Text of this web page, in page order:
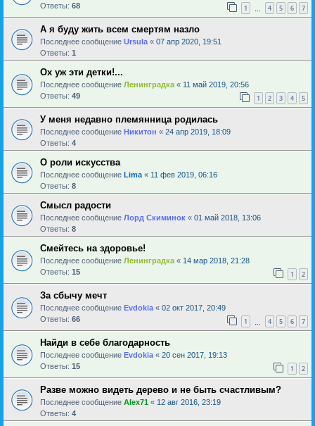
Ответы: 68 1 4 5 6 7
А я буду жить всем смертям назло
Последнее сообщение Ursula « 07 апр 2020, 19:51
Ответы: 1
Ох уж эти детки!...
Последнее сообщение Ленинградка « 11 май 2019, 20:56
Ответы: 49 1 2 3 4 5
У меня недавно племянница родилась
Последнее сообщение Никитон « 24 апр 2019, 18:09
Ответы: 4
О роли искусства
Последнее сообщение Lima « 11 фев 2019, 06:16
Ответы: 8
Смысл радости
Последнее сообщение Лорд Скиминок « 01 май 2018, 13:06
Ответы: 8
Смейтесь на здоровье!
Последнее сообщение Ленинградка « 14 мар 2018, 21:28
Ответы: 15 1 2
За сбычу мечт
Последнее сообщение Evdokia « 02 окт 2017, 20:49
Ответы: 66 1 4 5 6 7
Найди в себе благодарность
Последнее сообщение Evdokia « 20 сен 2017, 19:13
Ответы: 15 1 2
Разве можно видеть дерево и не быть счастливым?
Последнее сообщение Alex71 « 12 авг 2016, 23:19
Ответы: 4